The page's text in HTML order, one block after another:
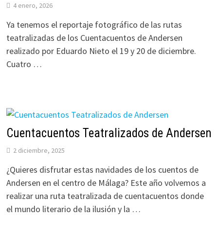
4 enero, 2026
Ya tenemos el reportaje fotográfico de las rutas
teatralizadas de los Cuentacuentos de Andersen
realizado por Eduardo Nieto el 19 y 20 de diciembre.
Cuatro …
Cuentacuentos Teatralizados de Andersen
2 diciembre, 2025
¿Quieres disfrutar estas navidades de los cuentos de
Andersen en el centro de Málaga? Este año volvemos a
realizar una ruta teatralizada de cuentacuentos donde
el mundo literario de la ilusión y la …